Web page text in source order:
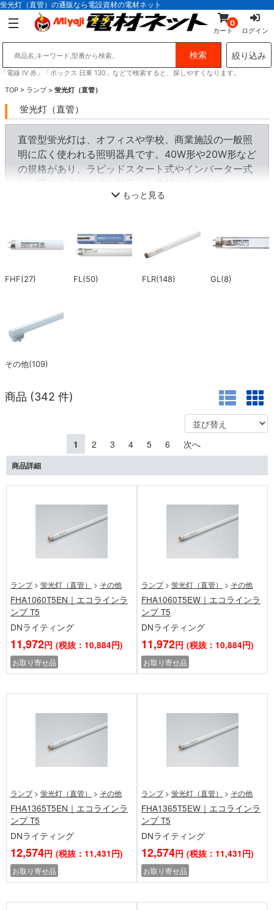
蛍光灯（直管）の通販なら電設資材の電材ネット
0
カート ログイン
絞り込み
「電線 IV 赤」「ボックス 日東 130」などで検索すると、探しやすくなります。
TOP > ランプ> 蛍光灯（直管）
蛍光灯（直管）
直管型蛍光灯は、オフィスや学校、商業施設の一般照
明に広く使われる照明器具です。40W形や20W形など
の規格があり、ラピッドスタート式やインバーター式
など異なる点灯方式に対応した種類があります。
もっと見る
FHF(27) FL(50) FLR(148) GL(8)
その他(109)
商品 (342 件)
1 2 3 4 5 6 次へ
商品詳細
ランプ > 蛍光灯（直管） > その他
FHA1060T5EN｜エコラインラ
ンプ T5
DNライティング
11,972円 (税抜：10,884円)
お取り寄せ品
ランプ > 蛍光灯（直管） > その他
FHA1060T5EW｜エコラインラ
ンプ T5
DNライティング
11,972円 (税抜：10,884円)
お取り寄せ品
ランプ > 蛍光灯（直管） > その他
FHA1365T5EN｜エコラインラ
ンプ T5
DNライティング
12,574円 (税抜：11,431円)
お取り寄せ品
ランプ > 蛍光灯（直管） > その他
FHA1365T5EW｜エコラインラ
ンプ T5
DNライティング
12,574円 (税抜：11,431円)
お取り寄せ品